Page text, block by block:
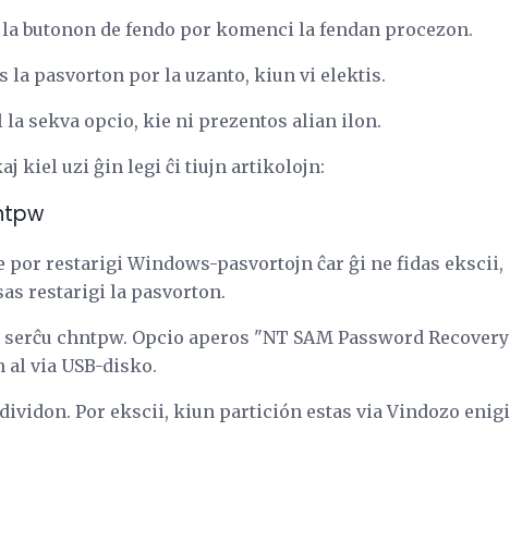
butonon de fendo por komenci la fendan procezon.
la pasvorton por la uzanto, kiun vi elektis.
sekva opcio, kie ni prezentos alian ilon.
kiel uzi ĝin legi ĉi tiujn artikolojn:
restarigi Windows-pasvortojn ĉar ĝi ne fidas ekscii,
restarigi la pasvorton.
chntpw. Opcio aperos "NT SAM Password Recovery
via USB-disko.
Por ekscii, kiun partición estas via Vindozo enigi